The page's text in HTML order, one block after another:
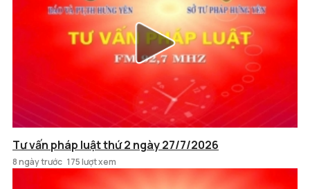
Tư vấn pháp luật thứ 2 ngày 27/7/2026
8 ngày trước 175 lượt xem